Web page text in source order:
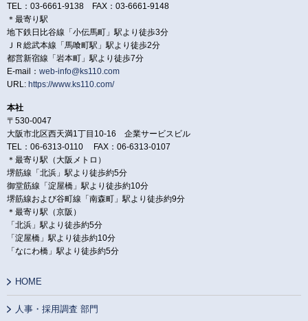
TEL：03-6661-9138 FAX：03-6661-9148
＊最寄り駅
地下鉄日比谷線「小伝馬町」駅より徒歩3分
ＪＲ総武本線「馬喰町駅」駅より徒歩2分
都営新宿線「岩本町」駅より徒歩7分
E-mail： web-info@ks110.com
URL: https://www.ks110.com/
本社
〒530-0047
大阪市北区西天満1丁目10-16 企業サービスビル
TEL：06-6313-0110 FAX：06-6313-0107
＊最寄り駅（大阪メトロ）
堺筋線「北浜」駅より徒歩約5分
御堂筋線「淀屋橋」駅より徒歩約10分
堺筋線および谷町線「南森町」駅より徒歩約9分
＊最寄り駅（京阪）
「北浜」駅より徒歩約5分
「淀屋橋」駅より徒歩約10分
「なにわ橋」駅より徒歩約5分
HOME
人事・採用調査 部門